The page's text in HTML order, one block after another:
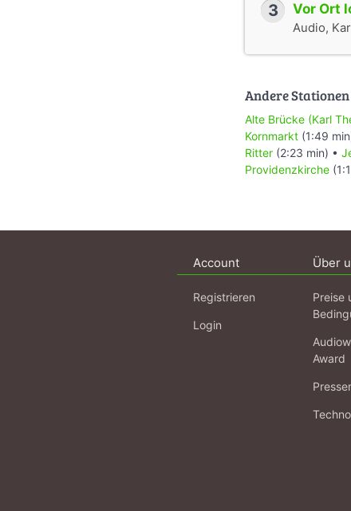
3 Vor Ort
Audio,
Andere
Alte Brücke (Karl
Kornmarkt (1:49
Ritter (2:23 min) •
Providenzkirche
Account
Registrieren
Login
Über
Preise
Award